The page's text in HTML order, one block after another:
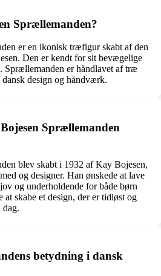
Sprællemanden?
er en ikonisk træfigur skabt af den
Den er kendt for sit bevægelige
er håndlavet af træ
design og håndværk.
Sprællemanden
blev skabt i 1932 af Kay Bojesen,
og designer. Han ønskede at lave
og underholdende for både børn
at skabe et design, der er tidløst og
betydning i dansk